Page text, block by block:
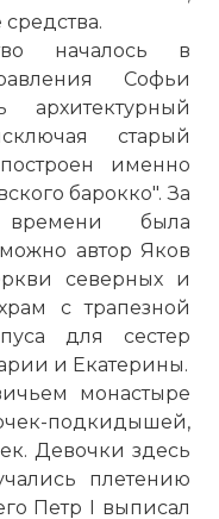
началось в
Софьи
старый
именно
барокко". За
времени была
автор Яков
северных и
с трапезной
для сестер
и Екатерины.
монастыре
подкидышей,
Девочки здесь
плетению
Петр I выписал